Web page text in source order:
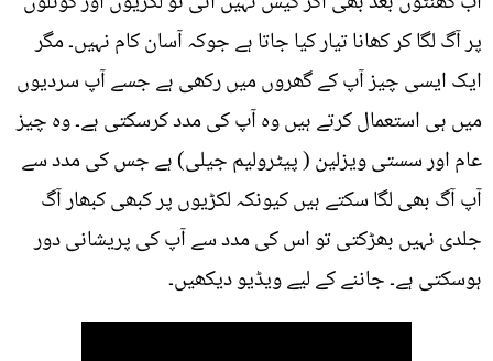
پر آگ لگا کر کھانا تیار کیا جاتا ہے جوکہ آسان کام نہیں۔ مگر
ایک ایسی چیز آپ کے گھروں میں رکھی ہے جسے آپ سردیوں
میں ہی استعمال کرتے ہیں وہ آپ کی مدد کرسکتی ہے۔ وہ چیز
عام اور سستی ویزلین ( پیٹرولیم جیلی) ہے جس کی مدد سے
آپ آگ بھی لگا سکتے ہیں کیونکہ لکڑیوں پر کبھی کبھار آگ
جلدی نہیں بھڑکتی تو اس کی مدد سے آپ کی پریشانی دور
ہوسکتی ہے۔ جاننے کے لیے ویڈیو دیکھیں۔